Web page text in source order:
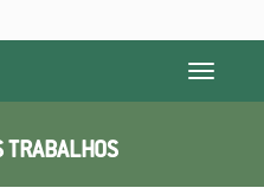
Toggle
TRABALHOS